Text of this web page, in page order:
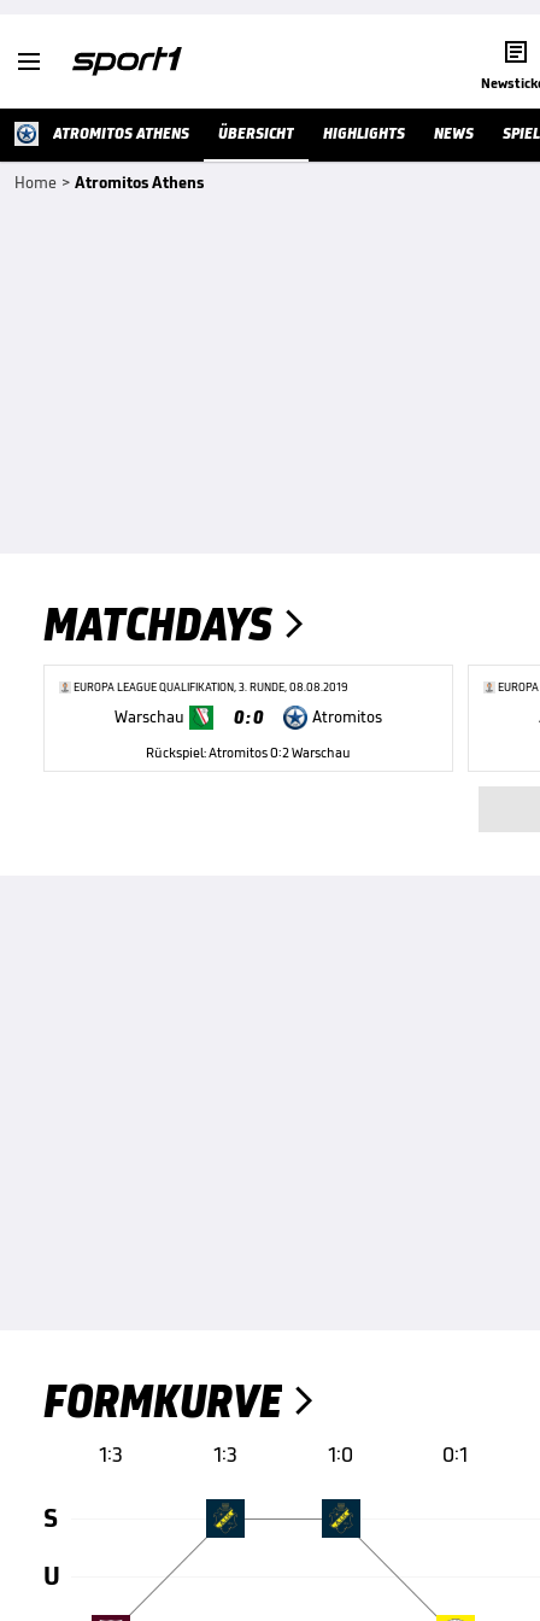
 
ATROMITOS ATHENS ÜBERSICHT HIGHLIGHTS NEWS
Home > Atromitos Athens
MATCHDAYS 
EUROPA LEAGUE QUALIFIKATION, 3. RUNDE, 08.08.2019
Warschau 0 : 0 Atromitos
Rückspiel: Atromitos 0:2 Warschau
FORMKURVE 
1:3 1:3 1:0 0:1
S
U